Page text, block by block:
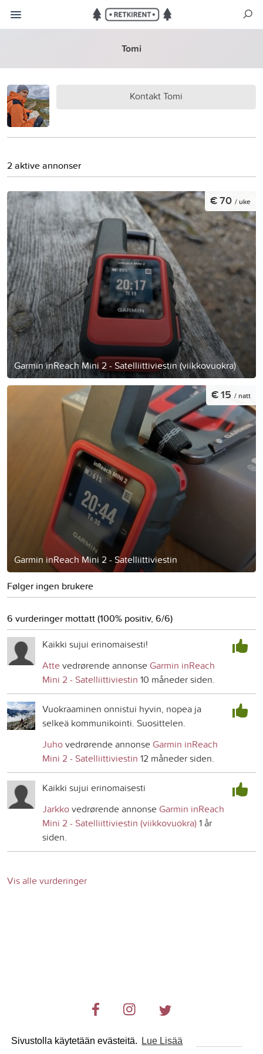
Sivustolla käytetään evästeitä. Lue Lisää
Tomi
Kontakt Tomi
2 aktive annonser
Garmin inReach Mini 2 - Satelliittiviestin (viikkovuokra)
€ 70 / uke
Garmin inReach Mini 2 - Satelliittiviestin
€ 15 / natt
Følger ingen brukere
6 vurderinger mottatt (100% positiv, 6/6)
Kaikki sujui erinomaisesti!
Attevedrørende annonseGarmin inReach
Mini 2 - Satelliittiviestin 10 måneder siden.
Vuokraaminen onnistui hyvin, nopea ja
selkeä kommunikointi. Suosittelen.
Juhovedrørende annonseGarmin inReach
Mini 2 - Satelliittiviestin 12 måneder siden.
Kaikki sujui erinomaisesti
Jarkkovedrørende annonseGarmin inReach
Mini 2 - Satelliittiviestin (viikkovuokra)1 år
siden.
Vis alle vurderinger